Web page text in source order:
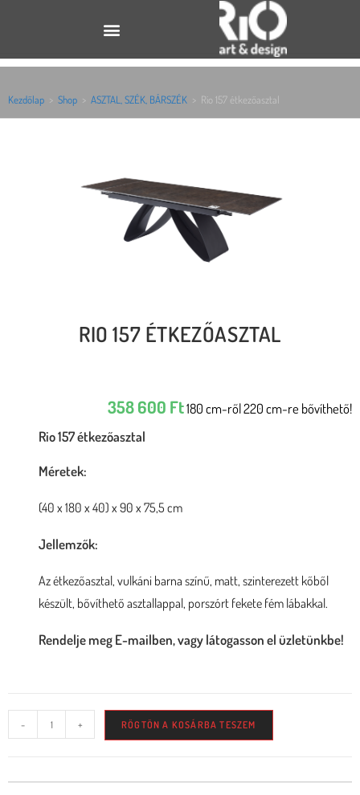
Kezdőlap > Shop > ASZTAL, SZÉK, BÁRSZÉK > Rio 157 étkezőasztal
RIO 157 ÉTKEZŐASZTAL
358 600 Ft180 cm-ről 220 cm-re bővíthető!
Rio 157 étkezőasztal
Méretek:
(40 x 180 x 40) x 90 x 75,5 cm
Jellemzők:
Az étkezőasztal, vulkáni barna színű, matt, szinterezett kőből
készült, bővíthető asztallappal, porszórt fekete fém lábakkal.
Rendelje meg E-mailben, vagy látogasson el üzletünkbe!
- + RÖGTÖN A KOSÁRBA TESZEM